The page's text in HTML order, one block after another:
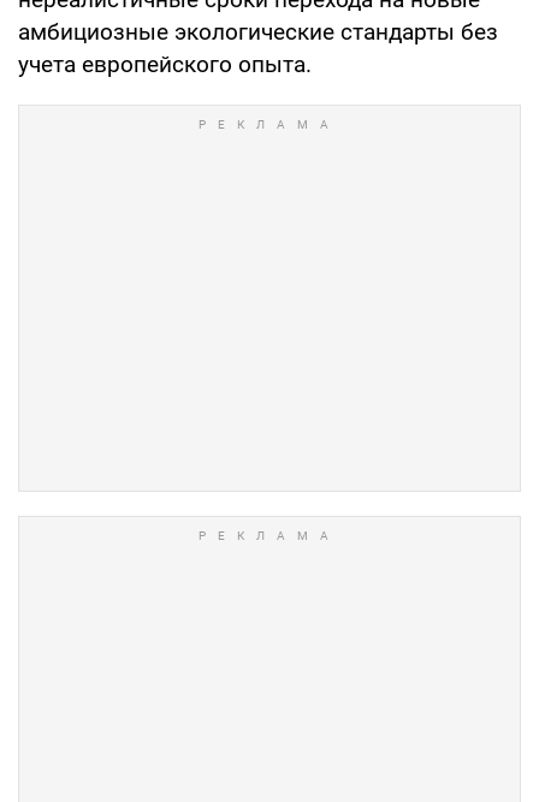
амбициозные экологические стандарты без
учета европейского опыта.